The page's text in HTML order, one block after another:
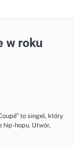
w roku
to singel, który
hip-hopu. Utwór,